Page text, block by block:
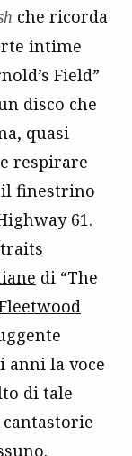
che ricorda
intime
Field”
disco che
quasi
respirare
il finestrino
61.
di “The
anni la voce
di tale